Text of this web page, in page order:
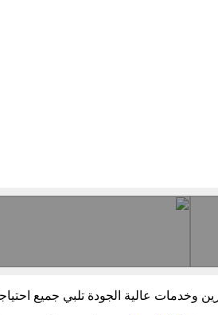
وخدمات عالية الجودة تلبي جميع